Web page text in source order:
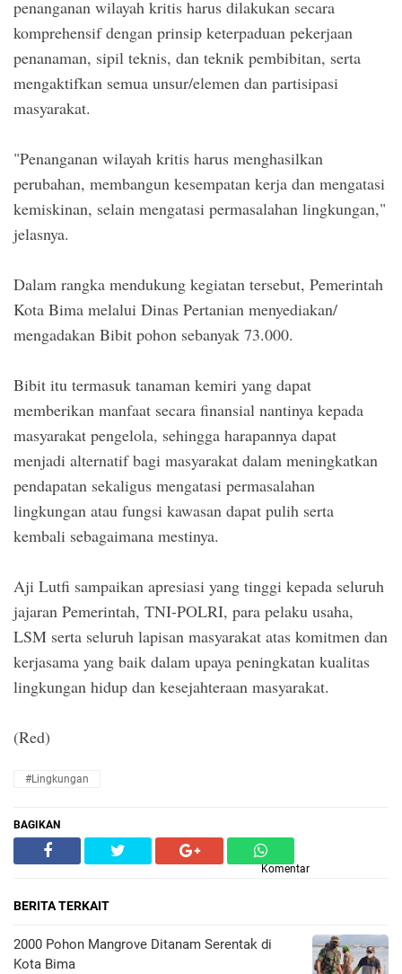
penanganan wilayah kritis harus dilakukan secara
komprehensif dengan prinsip keterpaduan pekerjaan
penanaman, sipil teknis, dan teknik pembibitan, serta
mengaktifkan semua unsur/elemen dan partisipasi
masyarakat.
"Penanganan wilayah kritis harus menghasilkan
perubahan, membangun kesempatan kerja dan mengatasi
kemiskinan, selain mengatasi permasalahan lingkungan,"
jelasnya.
Dalam rangka mendukung kegiatan tersebut, Pemerintah
Kota Bima melalui Dinas Pertanian menyediakan/
mengadakan Bibit pohon sebanyak 73.000.
Bibit itu termasuk tanaman kemiri yang dapat
memberikan manfaat secara finansial nantinya kepada
masyarakat pengelola, sehingga harapannya dapat
menjadi alternatif bagi masyarakat dalam meningkatkan
pendapatan sekaligus mengatasi permasalahan
lingkungan atau fungsi kawasan dapat pulih serta
kembali sebagaimana mestinya.
Aji Lutfi sampaikan apresiasi yang tinggi kepada seluruh
jajaran Pemerintah, TNI-POLRI, para pelaku usaha,
LSM serta seluruh lapisan masyarakat atas komitmen dan
kerjasama yang baik dalam upaya peningkatan kualitas
lingkungan hidup dan kesejahteraan masyarakat.
(Red)
#Lingkungan
BAGIKAN
Komentar
BERITA TERKAIT
2000 Pohon Mangrove Ditanam Serentak di
Kota Bima